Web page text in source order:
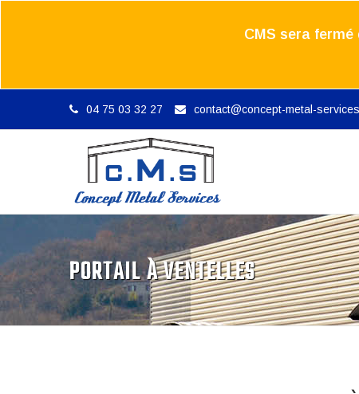
CMS sera fermé
04 75 03 32 27 contact@concept-metal-
PORTAIL À VENTELLES